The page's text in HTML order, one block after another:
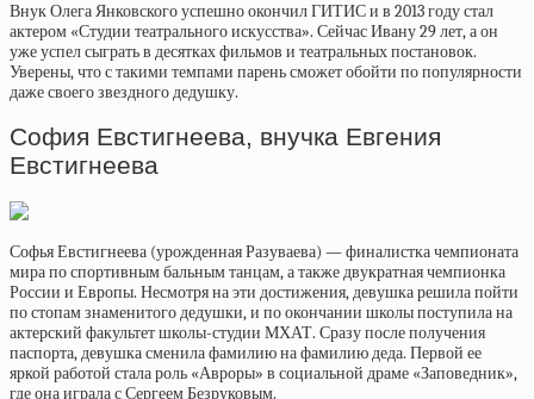
Внук Олега Янковского успешно окончил ГИТИС и в 2013 году стал
актером «Студии театрального искусства». Сейчас Ивану 29 лет, а он
уже успел сыграть в десятках фильмов и театральных постановок.
Уверены, что с такими темпами парень сможет обойти по популярности
даже своего звездного дедушку.
София Евстигнеева, внучка Евгения
Евстигнеева
Софья Евстигнеева (урожденная Разуваева) — финалистка чемпионата
мира по спортивным бальным танцам, а также двукратная чемпионка
России и Европы. Несмотря на эти достижения, девушка решила пойти
по стопам знаменитого дедушки, и по окончании школы поступила на
актерский факультет школы-студии МХАТ. Сразу после получения
паспорта, девушка сменила фамилию на фамилию деда. Первой ее
яркой работой стала роль «Авроры» в социальной драме «Заповедник»,
где она играла с Сергеем Безруковым.